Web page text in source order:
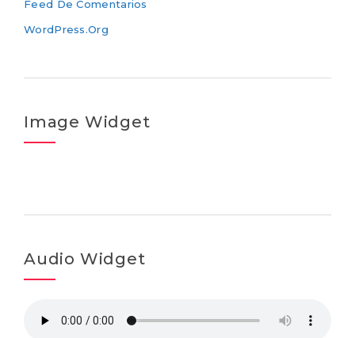
Feed De Comentarios
WordPress.org
Image Widget
Audio Widget